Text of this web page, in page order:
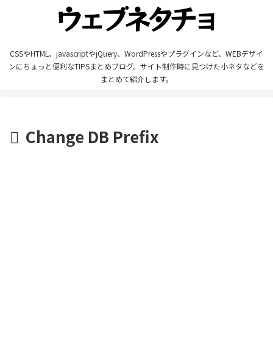
CSSやHTML、javascriptやjQuery、WordPressやプラグインなど、WEBデザイ
ンにちょっと便利なTIPSまとめブログ。サイト制作時に見つけた小ネタなどを
まとめて紹介します。
Change DB Prefix